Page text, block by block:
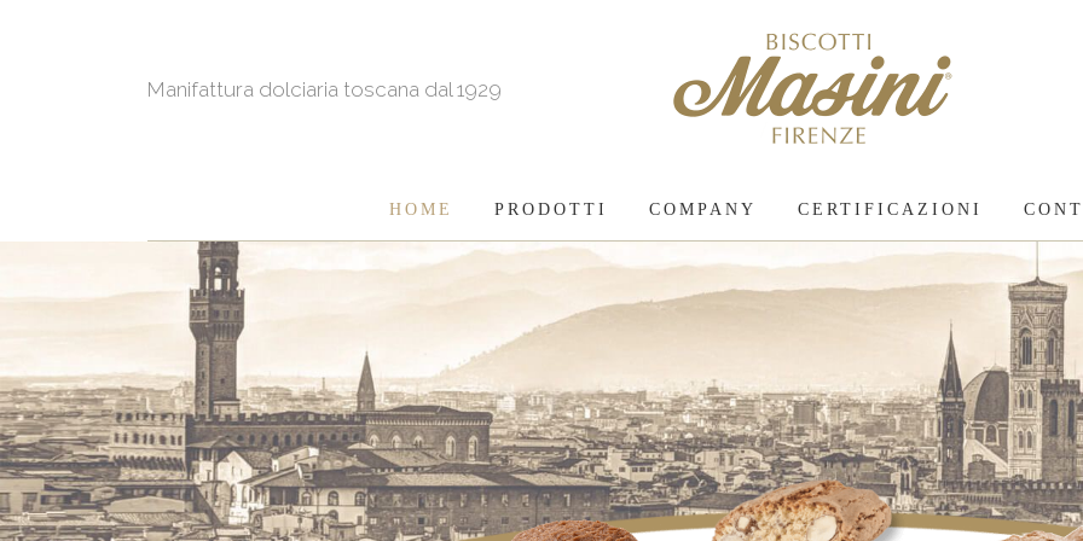
Manifattura dolciaria toscana dal 1929
HOME PRODOTTI COMPANY CERTIFICAZIONI